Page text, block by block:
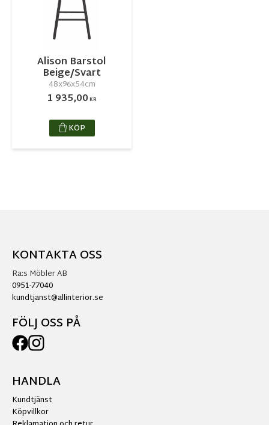
Alison Barstol
Beige/Svart
48x96x54cm
1 935,00KR
KÖP
KONTAKTA OSS
Ra:s Möbler AB
0951-77040
kundtjanst@allinterior.se
FÖLJ OSS PÅ
HANDLA
Kundtjänst
Köpvillkor